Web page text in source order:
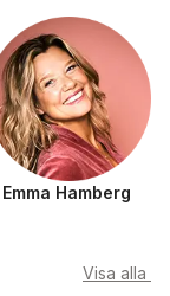
Emma Hamberg
Visa alla